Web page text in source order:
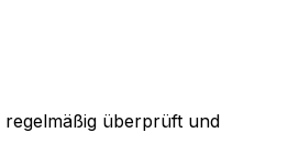
regelmäßig überprüft und